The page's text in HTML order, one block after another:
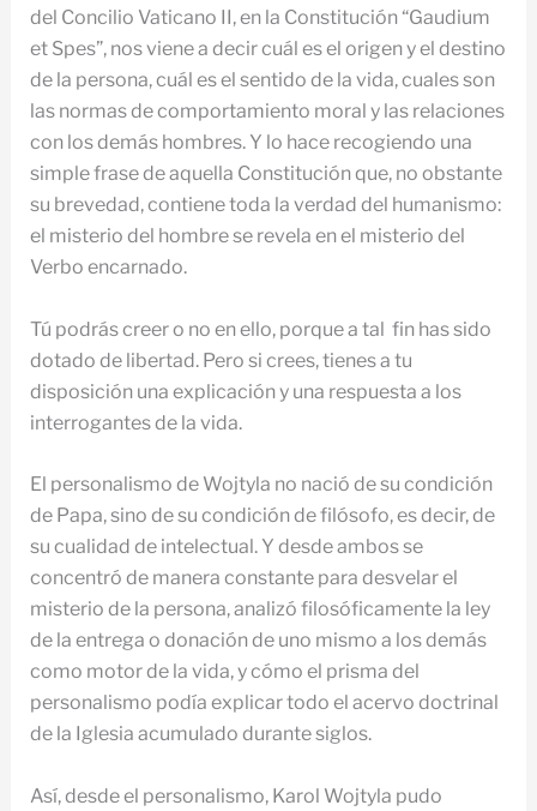
del Concilio Vaticano II, en la Constitución “Gaudium
et Spes”, nos viene a decir cuál es el origen y el destino
de la persona, cuál es el sentido de la vida, cuales son
las normas de comportamiento moral y las relaciones
con los demás hombres. Y lo hace recogiendo una
simple frase de aquella Constitución que, no obstante
su brevedad, contiene toda la verdad del humanismo:
el misterio del hombre se revela en el misterio del
Verbo encarnado.
Tú podrás creer o no en ello, porque a tal fin has sido
dotado de libertad. Pero si crees, tienes a tu
disposición una explicación y una respuesta a los
interrogantes de la vida.
El personalismo de Wojtyla no nació de su condición
de Papa, sino de su condición de filósofo, es decir, de
su cualidad de intelectual. Y desde ambos se
concentró de manera constante para desvelar el
misterio de la persona, analizó filosóficamente la ley
de la entrega o donación de uno mismo a los demás
como motor de la vida, y cómo el prisma del
personalismo podía explicar todo el acervo doctrinal
de la Iglesia acumulado durante siglos.
Así, desde el personalismo, Karol Wojtyla pudo